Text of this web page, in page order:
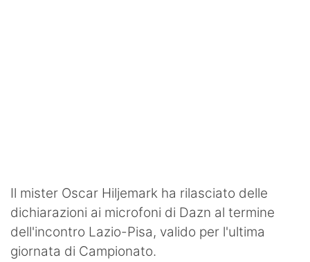
Il mister Oscar Hiljemark ha rilasciato delle
dichiarazioni ai microfoni di Dazn al termine
dell'incontro Lazio-Pisa, valido per l'ultima
giornata di Campionato.